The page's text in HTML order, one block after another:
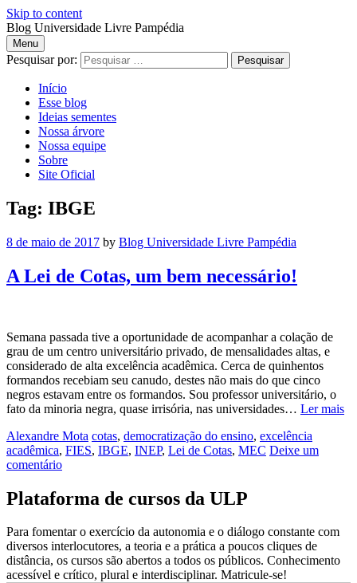
Skip to content
Blog Universidade Livre Pampédia
Blog
Universidade
Livre
Pampédia
Menu
Pesquisar por:
Início
Esse blog
Ideias sementes
Nossa árvore
Nossa equipe
Sobre
Site Oficial
Tag: IBGE
8 de maio de 2017 by Blog Universidade Livre Pampédia
A Lei de Cotas, um bem necessário!
Semana passada tive a oportunidade de acompanhar a colação de
grau de um centro universitário privado, de mensalidades altas, e
considerado de alta excelência acadêmica. Cerca de quinhentos
formandos recebiam seu canudo, destes não mais do que cinco
negros estavam entre os formandos. Sou professor universitário, o
fato da minoria negra, quase irrisória, nas universidades… Ler mais
Alexandre Mota cotas, democratização do ensino, excelência
acadêmica, FIES, IBGE, INEP, Lei de Cotas, MEC Deixe um
comentário
Plataforma de cursos da ULP
Para fomentar o exercício da autonomia e o diálogo constante com
diversos interlocutores, a teoria e a prática a poucos cliques de
distância, os cursos são abertos a todos os públicos. Conhecimento
acessível e crítico, plural e interdisciplinar. Matricule-se!